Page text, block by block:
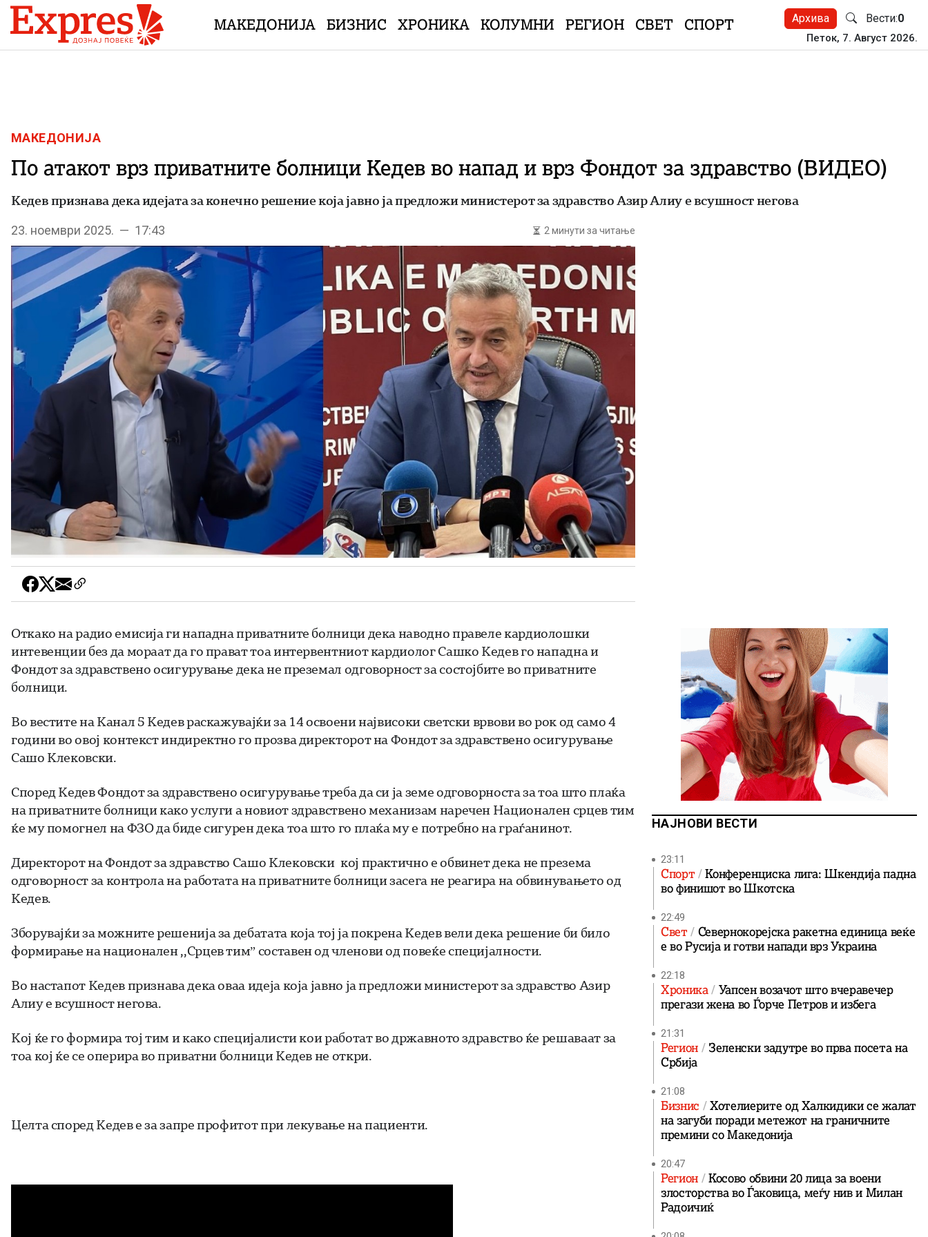
Skip to content
МАКЕДОНИЈА БИЗНИС ХРОНИКА КОЛУМНИ РЕГИОН СВЕТ СПОРТ Архива Вести:0
Петок, 7. Август 2026.
МАКЕДОНИЈА
По атакот врз приватните болници Кедев во напад и врз Фондот за здравство (ВИДЕО)
Кедев признава дека идејата за конечно решение која јавно ја предложи министерот за здравство Азир Алиу е всушност негова
23. ноември 2025. — 17:43 2 минути за читање
Откако на радио емисија ги нападна приватните болници дека наводно правеле кардиолошки
интевенции без да мораат да го прават тоа интервентниот кардиолог Сашко Кедев го нападна и
Фондот за здравствено осигурување дека не преземал одговорност за состојбите во приватните
болници.
Во вестите на Канал 5 Кедев раскажувајќи за 14 освоени највисоки светски врвови во рок од само 4
години во овој контекст индиректно го прозва директорот на Фондот за здравствено осигурување
Сашо Клековски.
Според Кедев Фондот за здравствено осигурување треба да си ја земе одговорноста за тоа што плаќа
на приватните болници како услуги а новиот здравствено механизам наречен Национален срцев тим
ќе му помогнел на ФЗО да биде сигурен дека тоа што го плаќа му е потребно на граѓанинот.
Директорот на Фондот за здравство Сашо Клековски кој практично е обвинет дека не презема
одговорност за контрола на работата на приватните болници засега не реагира на обвинувањето од
Кедев.
Зборувајќи за можните решенија за дебатата која тој ја покрена Кедев вели дека решение би било
формирање на национален ,,Срцев тим” составен од членови од повеќе специјалности.
Во настапот Кедев признава дека оваа идеја која јавно ја предложи министерот за здравство Азир
Алиу е всушност негова.
Кој ќе го формира тој тим и како специјалисти кои работат во државното здравство ќе решаваат за
тоа кој ќе се оперира во приватни болници Кедев не откри.
Целта според Кедев е за запре профитот при лекување на пациенти.
НАЈНОВИ ВЕСТИ
23:11
Спорт
Конференциска лига: Шкендија падна
во финишот во Шкотска
22:49
Свет Севернокорејска ракетна единица веќе
е во Русија и готви напади врз Украина
22:18
Хроника Уапсен возачот што вчеравечер
прегази жена во Ѓорче Петров и избега
21:31
Регион
Зеленски задутре во прва посета на
Србија
21:08
Бизнис
Хотелиерите од Халкидики се жалат
на загуби поради метежот на граничните
премини со Македонија
20:47
Регион
Косово обвини 20 лица за воени
злосторства во Ѓаковица, меѓу нив и Милан
Радоичиќ